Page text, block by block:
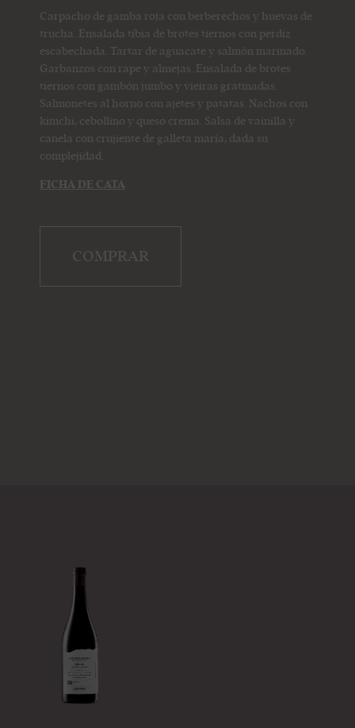
Carpacho de gamba roja con berberechos y huevas de
trucha. Ensalada tibia de brotes tiernos con perdiz
escabechada. Tartar de aguacate y salmón marinado.
Garbanzos con rape y almejas. Ensalada de brotes
tiernos con gambón jumbo y vieiras gratinadas.
Salmonetes al horno con ajetes y patatas. Nachos con
kimchi, cebollino y queso crema. Salsa de vainilla y
canela con crujiente de galleta maría, dada su
complejidad.
FICHA DE CATA
COMPRAR